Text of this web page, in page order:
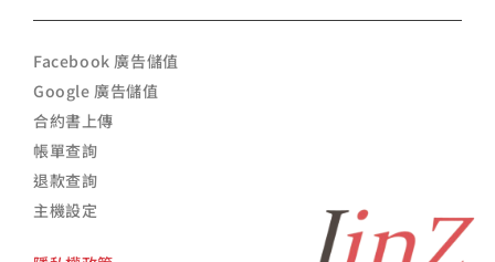
Facebook 廣告儲值
Google 廣告儲值
合約書上傳
帳單查詢
退款查詢
主機設定